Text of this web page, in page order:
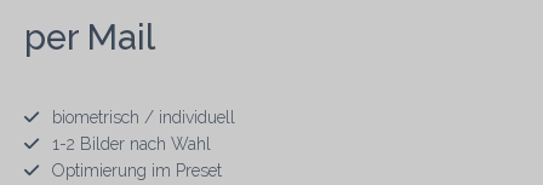
per Mail
biometrisch / individuell
1-2 Bilder nach Wahl
Optimierung im Preset